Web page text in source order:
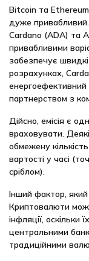
Bitcoin та
дуже привабливий.
Cardano (ADA) та
привабливими
забезпечує
розрахунках,
партнерством з
Дійсно, емісія є
враховувати.
обмежену
вартості у часі
сріблом).
Інший фактор,
Криптовалюти
інфляції, оскільки
центральними
традиційними